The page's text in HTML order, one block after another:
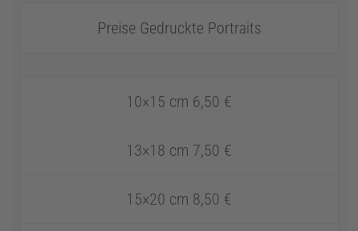
Preise Gedruckte Portraits
10×15 cm 6,50 €
13×18 cm 7,50 €
15×20 cm 8,50 €